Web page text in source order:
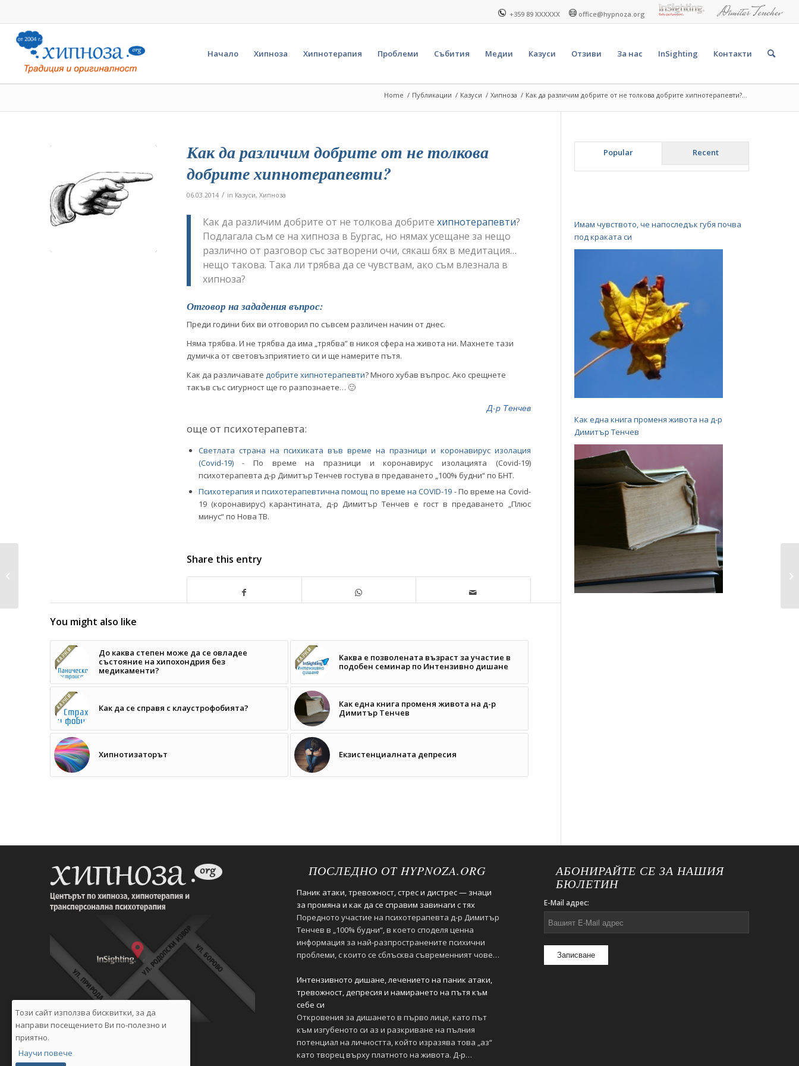
+359 89 XXXXXX office@hypnoza.org
Начало Хипноза Хипнотерапия Проблеми Събития Медии Казуси Отзиви За нас InSighting Контакти
Home / Публикации / Казуси / Хипноза / Как да различим добрите от не толкова добрите хипнотерапевти?...
Как да различим добрите от не толкова
добрите хипнотерапевти?
06.03.2014 / in Казуси, Хипноза
Как да различим добрите от не толкова добрите хипнотерапевти?
Подлагала съм се на хипноза в Бургас, но нямах усещане за нещо
различно от разговор със затворени очи, сякаш бях в медитация…
нещо такова. Така ли трябва да се чувствам, ако съм влезнала в
хипноза?
Отговор на зададения въпрос:
Преди години бих ви отговорил по съвсем различен начин от днес.
Няма трябва. И не трябва да има „трябва” в никоя сфера на живота ни. Махнете тази
думичка от световъзприятието си и ще намерите пътя.
Как да различавате добрите хипнотерапевти? Много хубав въпрос. Ако срещнете
такъв със сигурност ще го разпознаете… 🙂
Д-р Тенчев
още от психотерапевта:
Светлата страна на психиката във време на празници и коронавирус изолация
(Covid-19)
-
По време на празници и коронавирус изолацията (Covid-19)
психотерапевта д-р Димитър Тенчев гостува в предаването „100% будни“ по БНТ.
Психотерапия и психотерапевтична помощ по време на COVID-19 -По време на Covid-
19 (коронавирус) карантината, д-р Димитър Тенчев е гост в предаването „Плюс
минус“ по Нова ТВ.
Share this entry
You might also like
До каква степен може да се овладее
състояние на хипохондрия без
медикаменти?
Kаква е позволената възраст за участие в
подобен семинар по Интензивно дишане
Как да се справя с клаустрофобията?
Как една книга променя живота на д-р
Димитър Тенчев
Хипнотизаторът Екзистенциалната депресия
Popular Recent
Имам чувството, че напоследък губя почва
под краката си
Как една книга променя живота на д-р
Димитър Тенчев
ПОСЛЕДНО ОТ HYPNOZA.ORG
Паник атаки, тревожност, стрес и дистрес — знаци
за промяна и как да се справим завинаги с тях
Поредното участие на психотерапевта д-р Димитър
Тенчев в „100% будни“, в което споделя ценна
информация за най-разпространените психични
проблеми, с които се сблъсква съвременният човек.
Интензивното дишане, лечението на паник атаки,
тревожност, депресия и намирането на пътя към
себе си
Откровения за дишането в първо лице, като път
към изгубеното си аз и разкриване на пълния
потенциал на личността, който изразява това „аз“
като творец върху платното на живота. Д-р
АБОНИРАЙТЕ СЕ ЗА НАШИЯ
БЮЛЕТИН
E-Mail адрес:
Този сайт използва бисквитки, за да
направи посещението Ви по-полезно и
приятно.
Научи повече